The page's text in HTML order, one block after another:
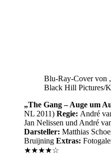
Blu-Ray-Cover von
Black Hill Pictures/
„The Gang – Auge um
NL 2011) Regie: André
Jan Nelissen und André
Darsteller: Matthias
Bruijning Extras:
★★★★☆